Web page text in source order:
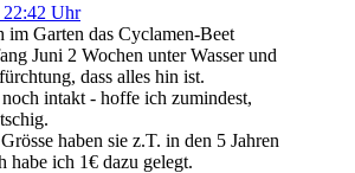
22:42 Uhr
im Garten das Cyclamen-Beet
Juni 2 Wochen unter Wasser und
dass alles hin ist.
intakt - hoffe ich zumindest,
haben sie z.T. in den 5 Jahren
habe ich 1€ dazu gelegt.